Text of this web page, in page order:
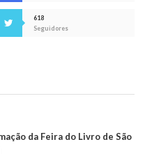
618
Seguidores
da Feira do Livro de São